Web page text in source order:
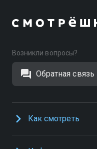
Возникли вопросы?
Обратная связь
Как смотреть